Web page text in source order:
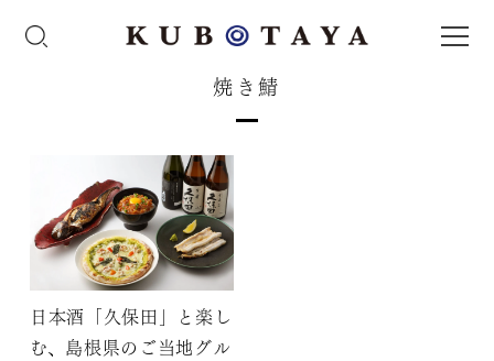
焼き鯖
日本酒「久保田」と楽し
む、島根県のご当地グル